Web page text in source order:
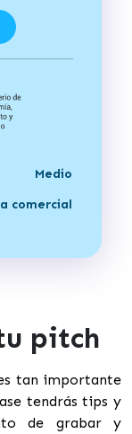
Medio
comercial
pitch
tan importante
tendrás tips y
de grabar y